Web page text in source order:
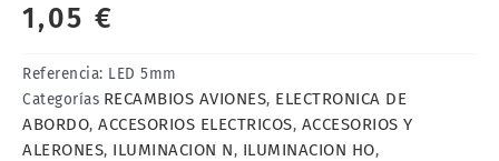
1,05 €
Referencia: LED 5mm
Categorías RECAMBIOS AVIONES, ELECTRONICA DE
ABORDO, ACCESORIOS ELECTRICOS, ACCESORIOS Y
ALERONES, ILUMINACION N, ILUMINACION HO,